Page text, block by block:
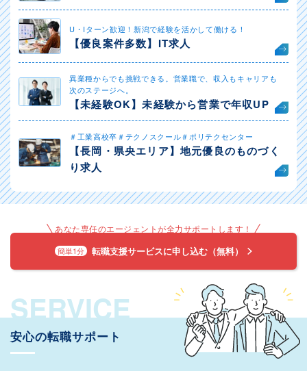
U・Iターン歓迎！新潟で経験を活かして働ける！
【優良案件多数】IT求人
異業種からでも挑戦できる。営業職で、収入もキャリアも
次のステージへ。
【未経験OK】未経験から営業で年収UP
＃工業高校卒＃テクノスクール＃ポリテクセンター
【長岡・県央エリア】地元優良のものづく
り求人
あなた専任のエージェントが全力サポートします！
簡単1分 転職支援サービスに申し込む（無料）
SERVICE
安心の転職サポート